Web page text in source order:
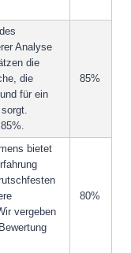
Analyse
die
die
für ein
85%
bietet
vergeben
80%